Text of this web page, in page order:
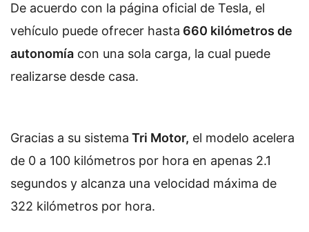
De acuerdo con la página oficial de Tesla, el
vehículo puede ofrecer hasta 660 kilómetros de
autonomía con una sola carga, la cual puede
realizarse desde casa.
Gracias a su sistema Tri Motor, el modelo acelera
de 0 a 100 kilómetros por hora en apenas 2.1
segundos y alcanza una velocidad máxima de
322 kilómetros por hora.